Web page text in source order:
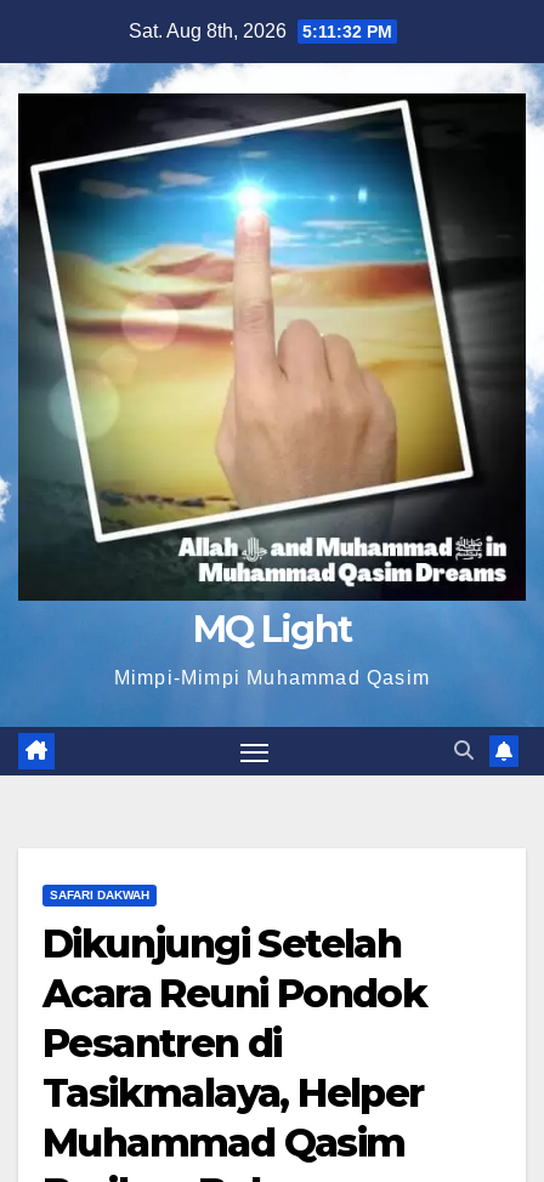
content
Sat. Aug 8th, 2026 5:11:34 PM
MQ Light
Mimpi-Mimpi Muhammad Qasim
SAFARI DAKWAH
Dikunjungi Setelah
Acara Reuni Pondok
Pesantren di
Tasikmalaya, Helper
Muhammad Qasim